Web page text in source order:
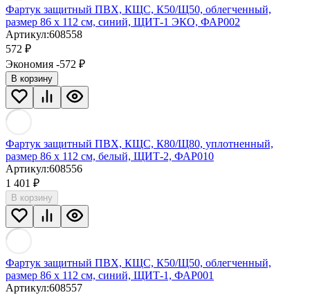
Фартук защитный ПВХ, КЩС, К50/Щ50, облегченный,
размер 86 х 112 см, синий, ЩИТ-1 ЭКО, ФАР002
Артикул:608558
572 ₽
Экономия -572 ₽
В корзину
Фартук защитный ПВХ, КЩС, К80/Щ80, уплотненный,
размер 86 х 112 см, белый, ЩИТ-2, ФАР010
Артикул:608556
1 401 ₽
В корзину
Фартук защитный ПВХ, КЩС, К50/Щ50, облегченный,
размер 86 х 112 см, синий, ЩИТ-1, ФАР001
Артикул:608557